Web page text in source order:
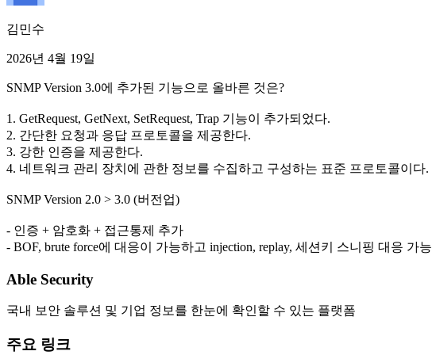
김민수
2026년 4월 19일
SNMP Version 3.0에 추가된 기능으로 올바른 것은?
1. GetRequest, GetNext, SetRequest, Trap 기능이 추가되었다.
2. 간단한 요청과 응답 프로토콜을 제공한다.
3. 강한 인증을 제공한다.
4. 네트워크 관리 장치에 관한 정보를 수집하고 구성하는 표준 프로토콜이다.
SNMP Version 2.0 > 3.0 (버전업)
- 인증 + 암호화 + 접근통제 추가
- BOF, brute force에 대응이 가능하고 injection, replay, 세션키 스니핑 대응 가능
Able Security
국내 보안 솔루션 및 기업 정보를 한눈에 확인할 수 있는 플랫폼
주요 링크